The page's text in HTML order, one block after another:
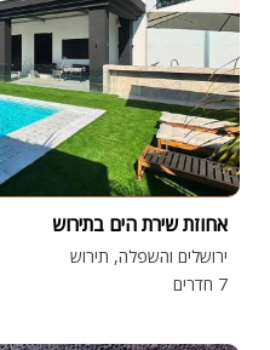
אחוזת שירת הים בתירוש
ירושלים והשפלה, תירוש
7 חדרים